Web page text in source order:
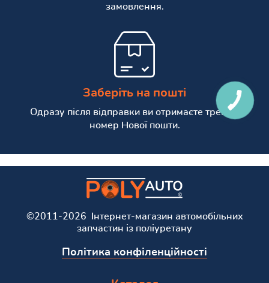
замовлення.
Заберіть на пошті
Одразу після відправки ви отримаєте трекінг
номер Нової пошти.
©2011-2026 Інтернет-магазин автомобільних
запчастин із поліуретану
Політика конфіленційності
КНОПКА
СВЯЗИ